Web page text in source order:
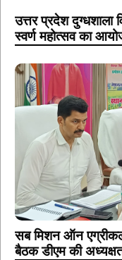
उत्तर प्रदेश दुग्धशाला
स्वर्ण महोत्सव का
सब मिशन ऑन
बैठक डीएम की